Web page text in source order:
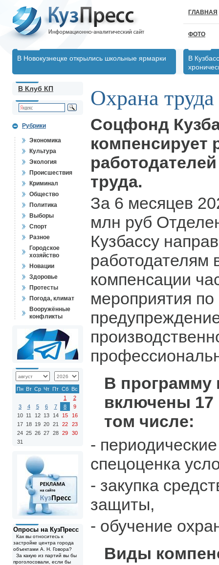
ГЛАВНАЯ
ФОТО
В Новокузнецке открылись школьные ярмарки
В
В Клуб КП
Рубрики
Экономика
Культура
Экология
Происшествия
Криминал
Общество
Политика
Выборы
Спорт
Разное
Городское
хозяйство
Новации
Здоровье
Протесты
Погода, климат
Вооружённые
конфликты
Пн Вт Ср Чт Пт Сб Вс
1
2
3
4 5 6 7 8
9
10 11 12 13 14 15
16
17 18 19 20 21 22
23
24 25 26 27 28 29
30
31
Опросы на КузПресс
Как вы относитесь к
застройке центра города
объектами А. Н. Говора?
За какую из партий вы бы
проголосовали, если бы
Охрана труда
Соцфонд
компенсирует
труда.
За 6 месяцев
млн руб
Кузбассу
работодателям
компенсации
мероприятия
В программу
включены 17
том числе:
-
спецоценка
- закупка
защиты,
- обучение
Виды